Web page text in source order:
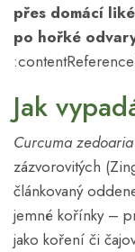
přes domácí
po hořké
Jak
Curcuma zedoaria
zázvorovitých
článkovaný
jemné kořínky –
jako koření či